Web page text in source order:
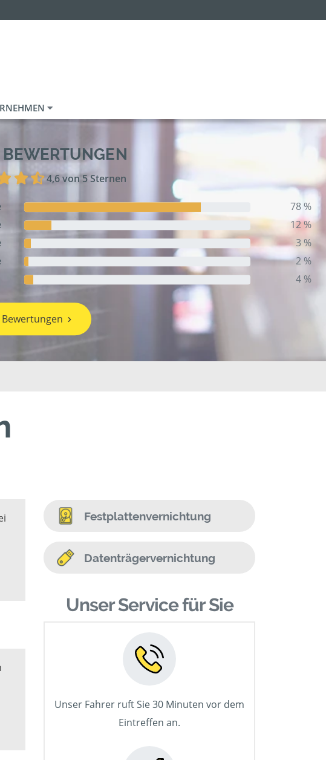
4,6 von 5 Sternen
78 %
12 %
3 %
2 %
4 %
Bewertungen
Festplattenvernichtung
Datenträgervernichtung
Unser Service für Sie
Unser Fahrer ruft Sie 30 Minuten vor dem
Eintreffen an.